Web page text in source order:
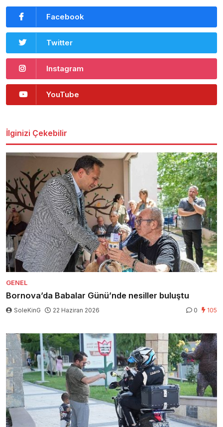
Facebook
Twitter
Instagram
YouTube
İlginizi Çekebilir
GENEL
Bornova’da Babalar Günü’nde nesiller buluştu
SoleKinG 22 Haziran 2026 0 105